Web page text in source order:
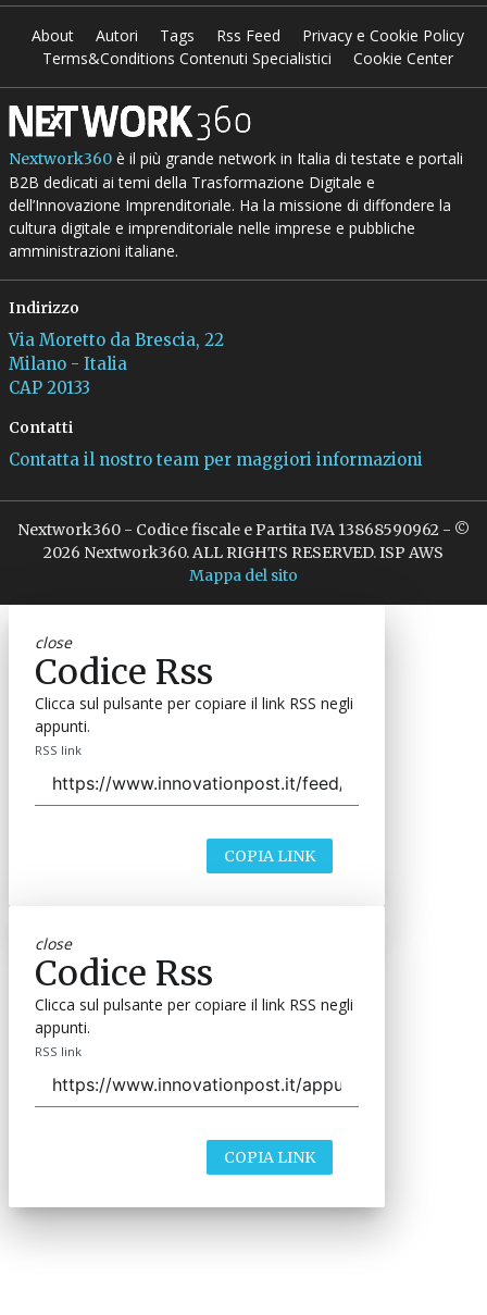
About Autori Tags Rss Feed
Privacy e Cookie Policy
Terms&Conditions Contenuti Specialistici
Cookie Center
Nextwork360è il più grande network in Italia di testate e portali
B2B dedicati ai temi della Trasformazione Digitale e
dell’Innovazione Imprenditoriale. Ha la missione di diffondere la
cultura digitale e imprenditoriale nelle imprese e pubbliche
amministrazioni italiane.
Indirizzo
Via Moretto da Brescia, 22
Milano - Italia
CAP 20133
Contatti
Contatta il nostro team per maggiori informazioni
Nextwork360 - Codice fiscale e Partita IVA 13868590962 - ©
2026 Nextwork360. ALL RIGHTS RESERVED. ISP AWS
Mappa del sito
close
Codice Rss
Clicca sul pulsante per copiare il link RSS negli
appunti.
RSS link
COPIA LINK
close
Codice Rss
Clicca sul pulsante per copiare il link RSS negli
appunti.
RSS link
COPIA LINK